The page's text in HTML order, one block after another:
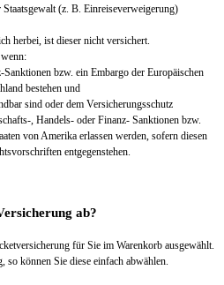
(z. B. Einreiseverweigerung)
herbei, ist dieser nicht versichert.
bzw. ein Embargo der Europäischen
bestehen und
sind oder dem Versicherungsschutz
, Handels- oder Finanz- Sanktionen bzw.
von Amerika erlassen werden, sofern diesen
entgegenstehen.
ab?
für Sie im Warenkorb ausgewählt.
so können Sie diese einfach abwählen.